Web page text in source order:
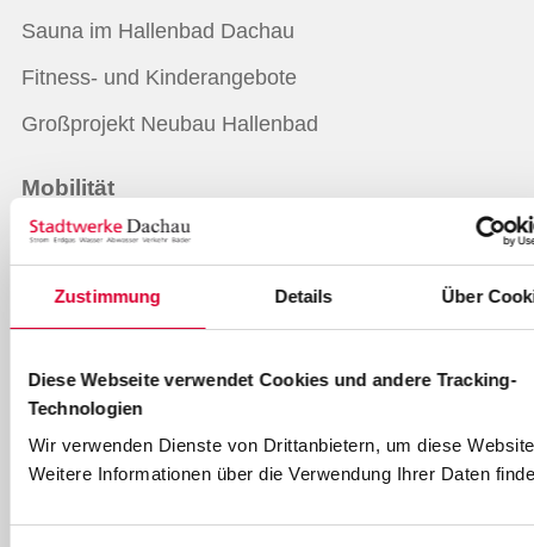
Zustimmung Details Über
Diese Webseite verwendet Cookies und andere Tracking-
Technologien
Wir verwenden Dienste von Drittanbietern, um diese
Weitere Informationen über die Verwendung Ihrer Daten
Sauna im Hallenbad Dachau
Fitness- und Kinderangebote
Großprojekt Neubau Hallenbad
Mobilität
Busverkehr in Dachau
Dachau CityCom